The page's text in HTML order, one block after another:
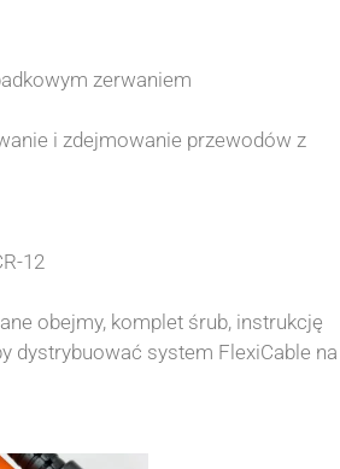
zerwaniem
i zdejmowanie przewodów z
12
obejmy, komplet śrub, instrukcję
dystrybuować system FlexiCable na